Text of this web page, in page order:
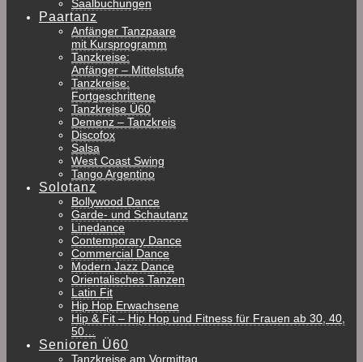
Saalbuchungen
Paartanz
Anfänger Tanzpaare
mit Kursprogramm
Tanzkreise:
Anfänger – Mittelstufe
Tanzkreise:
Fortgeschrittene
Tanzkreise Ü60
Demenz – Tanzkreis
Discofox
Salsa
West Coast Swing
Tango Argentino
Solotanz
Bollywood Dance
Garde- und Schautanz
Linedance
Contemporary Dance
Commercial Dance
Modern Jazz Dance
Orientalisches Tanzen
Latin Fit
Hip Hop Erwachsene
Hip & Fit – Hip Hop und Fitness für Frauen ab 30, 40,
50…
Senioren Ü60
Tanzkreise am Vormittag